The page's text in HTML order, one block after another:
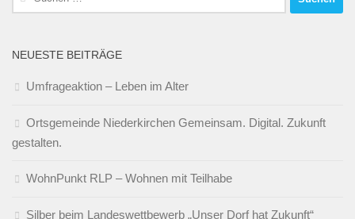
nach:
NEUESTE BEITRÄGE
Umfrageaktion – Leben im Alter
Ortsgemeinde Niederkirchen Gemeinsam. Digital. Zukunft
gestalten.
WohnPunkt RLP – Wohnen mit Teilhabe
Silber beim Landeswettbewerb „Unser Dorf hat Zukunft“